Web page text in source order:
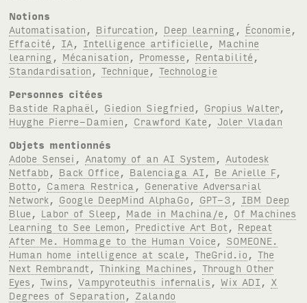
Notions
Automatisation , Bifurcation , Deep learning , Économie ,
Effacité , IA, Intelligence artificielle , Machine
learning , Mécanisation , Promesse , Rentabilité ,
Standardisation ,Technique ,Technologie
Personnes citées
Bastide Raphaël , Giedion Siegfried , Gropius Walter,
Huyghe Pierre-Damien , Crawford Kate , Joler Vladan
Objets mentionnés
Adobe Sensei , Anatomy of an AI System , Autodesk
Netfabb , Back Office , Balenciaga AI , Be Arielle F,
Botto , Camera Restrica , Generative Adversarial
Network, Google DeepMind AlphaGo , GPT-3 , IBM Deep
Blue , Labor of Sleep , Made in Machina/e , Of Machines
Learning to See Lemon , Predictive Art Bot , Repeat
After Me. Hommage to the Human Voice , SOMEONE.
Human home intelligence at scale ,TheGrid.io ,The
Next Rembrandt ,Thinking Machines ,Through Other
Eyes ,Twins ,Vampyroteuthis infernalis ,Wix ADI , X
Degrees of Separation , Zalando